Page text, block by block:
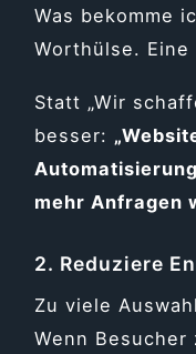
Was bekomme
Worthülse. Eine
Statt „Wir
besser:
mehr Anfragen
2. Reduziere
Zu viele
Wenn Besucher